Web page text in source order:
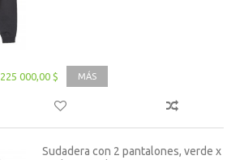
225 000,00 $ MÁS
Sudadera con 2 pantalones, verde x